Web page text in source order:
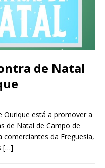
de Natal
Ourique está a promover a
de Natal de Campo de
comerciantes da Freguesia,
[…]